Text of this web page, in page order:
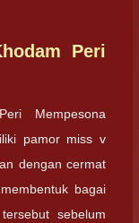
Peri
Mempesona
pamor miss v
dengan cermat
bagai
sebelum